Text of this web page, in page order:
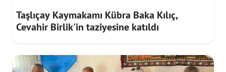
Taşlıçay Kaymakamı Kübra Baka Kılıç,
Cevahir Birlik'in taziyesine katıldı